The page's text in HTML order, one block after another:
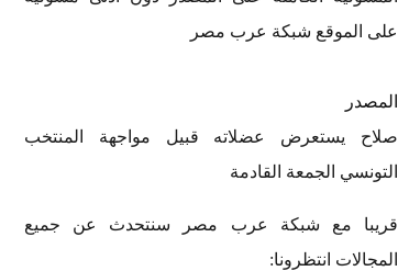
على الموقع شبكة عرب مصر
المصدر
صلاح يستعرض عضلاته قبيل مواجهة المنتخب
التونسي الجمعة القادمة
قريبا مع شبكة عرب مصر سنتحدث عن جميع
المجالات انتظرونا: